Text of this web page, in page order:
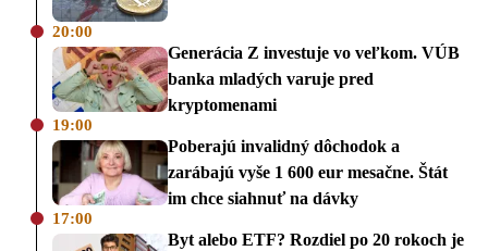
20:00
Generácia Z investuje vo veľkom. VÚB
banka mladých varuje pred
kryptomenami
19:00
Poberajú invalidný dôchodok a
zarábajú vyše 1 600 eur mesačne. Štát
im chce siahnuť na dávky
17:00
Byt alebo ETF? Rozdiel po 20 rokoch je